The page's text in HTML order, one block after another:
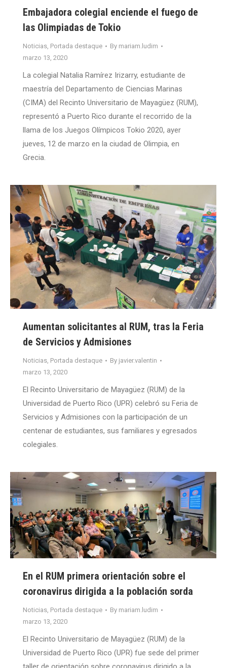
Embajadora colegial enciende el fuego de
las Olimpiadas de Tokio
Noticias, Portada destaque By mariam.ludim
marzo 13, 2020
La colegial Natalia Ramírez Irizarry, estudiante de
maestría del Departamento de Ciencias Marinas
(CIMA) del Recinto Universitario de Mayagüez (RUM),
representó a Puerto Rico durante el recorrido de la
llama de los Juegos Olímpicos Tokio 2020, ayer
jueves, 12 de marzo en la ciudad de Olimpia, en
Grecia.
Aumentan solicitantes al RUM, tras la Feria
de Servicios y Admisiones
Noticias, Portada destaque By javier.valentin
marzo 13, 2020
El Recinto Universitario de Mayagüez (RUM) de la
Universidad de Puerto Rico (UPR) celebró su Feria de
Servicios y Admisiones con la participación de un
centenar de estudiantes, sus familiares y egresados
colegiales.
En el RUM primera orientación sobre el
coronavirus dirigida a la población sorda
Noticias, Portada destaque By mariam.ludim
marzo 13, 2020
El Recinto Universitario de Mayagüez (RUM) de la
Universidad de Puerto Rico (UPR) fue sede del primer